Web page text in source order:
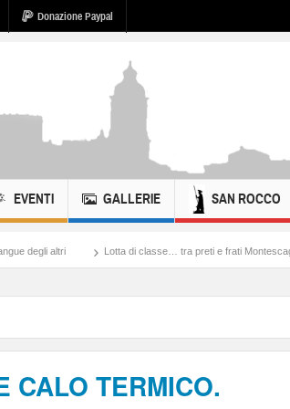
Donazione Paypal
EVENTI GALLERIE SAN ROCCO
Lotta di classe… tra preti e frati Montescaglioso
CALO TERMICO.